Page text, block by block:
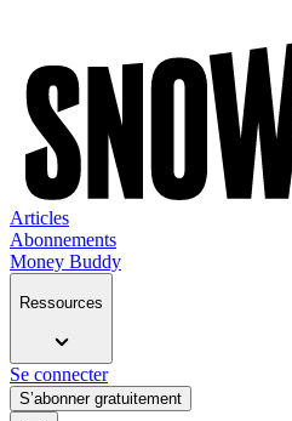
Articles
Abonnements
Money Buddy
Ressources
Se connecter
S’abonner gratuitement